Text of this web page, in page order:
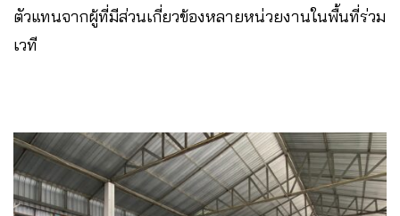
ตัวแทนจากผู้ที่มีส่วนเกี่ยวข้องหลายหน่วยงานในพื้นที่ร่วม
เวที